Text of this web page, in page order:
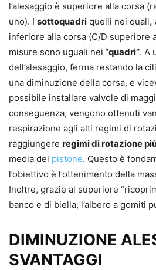
l’alesaggio è superiore alla corsa
uno). I sottoquadri quelli nei quali,
inferiore alla corsa (C/D superiore
misure sono uguali nei “quadri”. A
dell’alesaggio, ferma restando la
una diminuzione della corsa, e
possibile installare valvole di
conseguenza, vengono ottenuti
respirazione agli alti regimi di
raggiungere regimi di rotazione
media del pistone. Questo è
l’obiettivo è l’ottenimento della
Inoltre, grazie al superiore
banco e di biella, l’albero a gomiti
DIMINUZIONE
SVANTAGGI